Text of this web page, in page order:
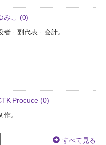
みこ (0)
者・副代表・会計。
Produce (0)
作。
すべて見る